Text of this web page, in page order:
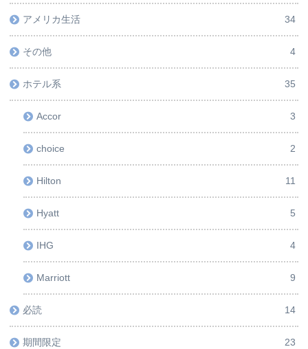
アメリカ生活 34
その他 4
ホテル系 35
Accor 3
choice 2
Hilton 11
Hyatt 5
IHG 4
Marriott 9
必読 14
期間限定 23